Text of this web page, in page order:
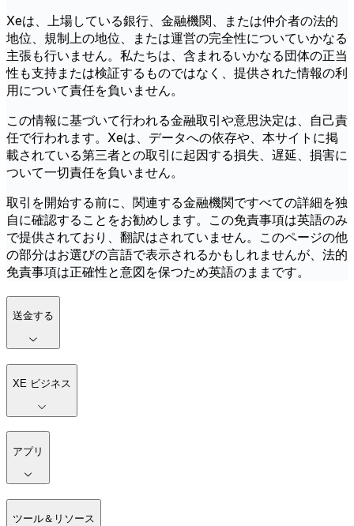
Xeは、上場している銀行、金融機関、または仲介者の法的
地位、規制上の地位、または運営の完全性についていかなる
主張も行いません。私たちは、含まれるいかなる団体の正当
性も支持または検証するものではなく、提供された情報の利
用について責任を負いません。
この情報に基づいて行われる金融取引や意思決定は、自己責
任で行われます。Xeは、データへの依存や、本サイトに掲
載されている第三者との取引に起因する損失、遅延、損害に
ついて一切責任を負いません。
取引を開始する前に、関連する金融機関ですべての詳細を独
自に確認することをお勧めします。この免責事項は英語のみ
で提供されており、翻訳はされていません。このページの他
の部分はお選びの言語で表示されるかもしれませんが、法的
免責事項は正確性と意図を保つため英語のままです。
送金する
XE ビジネス
アプリ
ツール＆リソース